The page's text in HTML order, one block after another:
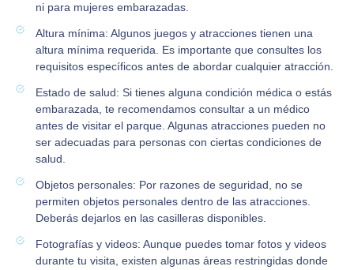
ni para mujeres embarazadas.
Altura mínima: Algunos juegos y atracciones tienen una
altura mínima requerida. Es importante que consultes los
requisitos específicos antes de abordar cualquier atracción.
Estado de salud: Si tienes alguna condición médica o estás
embarazada, te recomendamos consultar a un médico
antes de visitar el parque. Algunas atracciones pueden no
ser adecuadas para personas con ciertas condiciones de
salud.
Objetos personales: Por razones de seguridad, no se
permiten objetos personales dentro de las atracciones.
Deberás dejarlos en las casilleras disponibles.
Fotografías y videos: Aunque puedes tomar fotos y videos
durante tu visita, existen algunas áreas restringidas donde